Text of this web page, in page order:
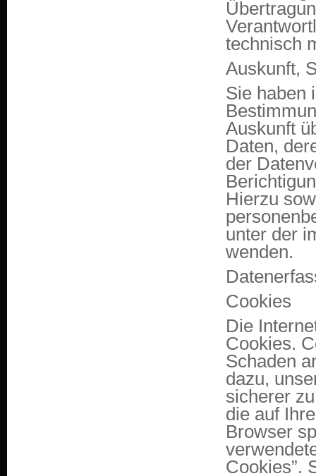
technisch
Auskunft,
Sie haben
Auskunft
Daten,
der
Hierzu
unter der
wenden.
Cookies
Die
Cookies.
Schaden
dazu,
sicherer
die auf
Browser
Cookies”.